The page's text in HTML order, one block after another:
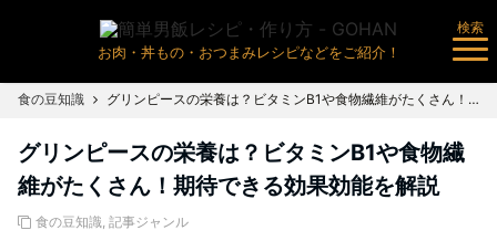
お肉・丼もの・おつまみレシピなどをご紹介！
検索
食の豆知識 グリンピースの栄養は？ビタミンB1や食物繊維がたくさん！期待できる効果効能を解説
グリンピースの栄養は？ビタミンB1や食物繊
維がたくさん！期待できる効果効能を解説
食の豆知識, 記事ジャンル